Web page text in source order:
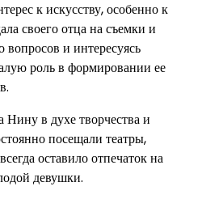
к искусству, особенно к
своего отца на съемки и
вопросов и интересуясь
роль в формировании ее
в духе творчества и
посещали театры,
оставило отпечаток на
девушки.